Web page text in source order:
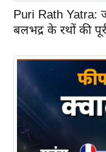
र्म
स्थ
त्यो
हा
Puri Rath Yatra:
बलभद्र के रथों की